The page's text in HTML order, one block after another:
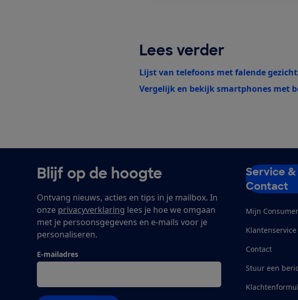
Lees verder
Lijst van telefoons met falende
Vergelijk en bekijk smartphones met
Blijf op de hoogte
Ontvang nieuws, acties en tips in je mailbox. In
onze privacyverklaring lees je hoe we omgaan
met je persoonsgegevens en e-mails voor je
personaliseren.
E-mailadres
Service &
Contact
Mijn
Klantenservice
Contact
Stuur een